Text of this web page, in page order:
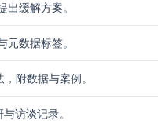
出缓解方案。
元数据标签。
附数据与案例。
访谈记录。